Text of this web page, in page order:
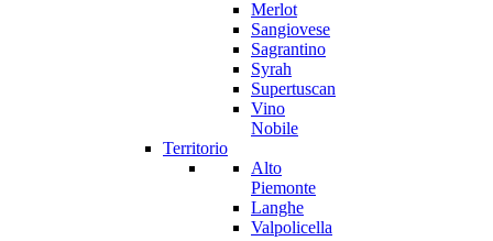
Merlot
Sangiovese
Sagrantino
Syrah
Supertuscan
Vino
Nobile
Territorio
Alto
Piemonte
Langhe
Valpolicella